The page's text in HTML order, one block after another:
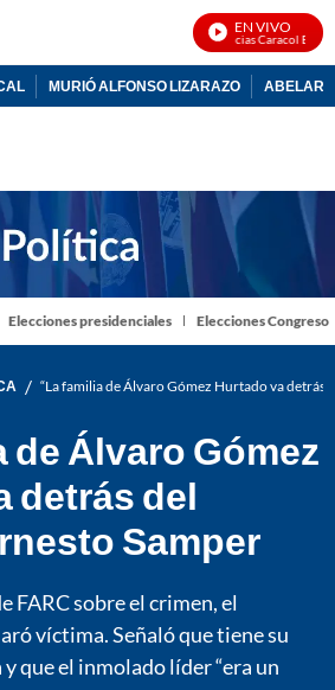
EN VIVO
Noticias Caracol En Vivo
MURIÓ ALFONSO LIZARAZO
Elecciones presidenciales Elecciones Congreso
/ “La familia de Álvaro Gómez Hurtado va detrás
de Álvaro Gómez
detrás del
Samper
FARC sobre el crimen, el
víctima. Señaló que tiene su
que el inmolado líder “era un